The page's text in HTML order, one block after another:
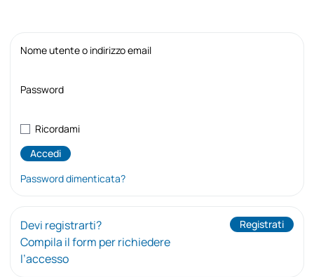
Nome utente o indirizzo email
Password
Ricordami
Password dimenticata?
Devi registrarti?
Compila il form per richiedere
l’accesso
Registrati